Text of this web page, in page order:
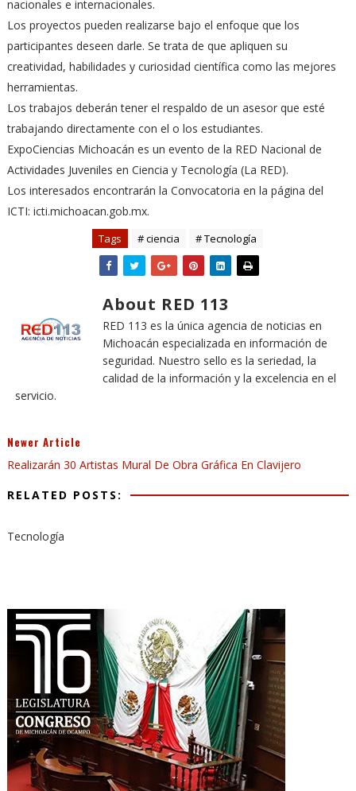
nacionales e internacionales.
Los proyectos pueden realizarse bajo el enfoque que los
participantes deseen darle. Se trata de que apliquen su
creatividad, habilidades y curiosidad científica como las mejores
herramientas.
Los trabajos deberán tener el respaldo de un asesor que esté
trabajando directamente con el o los estudiantes.
ExpoCiencias Michoacán es un evento de la RED Nacional de
Actividades Juveniles en Ciencia y Tecnología (La RED).
Los interesados encontrarán la Convocatoria en la página del
ICTI: icti.michoacan.gob.mx.
Tags # ciencia # Tecnología
About RED 113
RED 113 es la única agencia de noticias en
Michoacán especializada en información de
seguridad. Nuestro sello es la seriedad, la
calidad de la información y la excelencia en el
servicio.
Newer Article
Realizarán 30 Artistas Mural De Obra Gráfica En Clavijero
RELATED POSTS:
Tecnología